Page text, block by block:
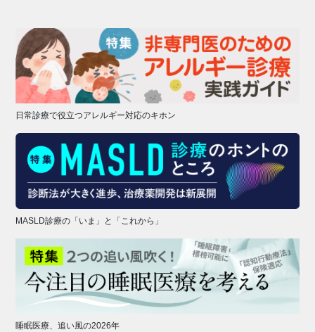
日常診療で役立つアレルギー対応のキホン
MASLD診療の「いま」と「これから」
睡眠医療、追い風の2026年